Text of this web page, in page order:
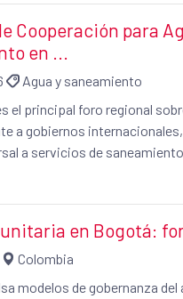
Cooperación para
en ...
Agua y saneamiento
el principal foro regional
a gobiernos
a servicios de
torno a cinco ejes: 1)
regulación,
saneamiento, costas,
en Bogotá:
Colombia
modelos de gobernanza